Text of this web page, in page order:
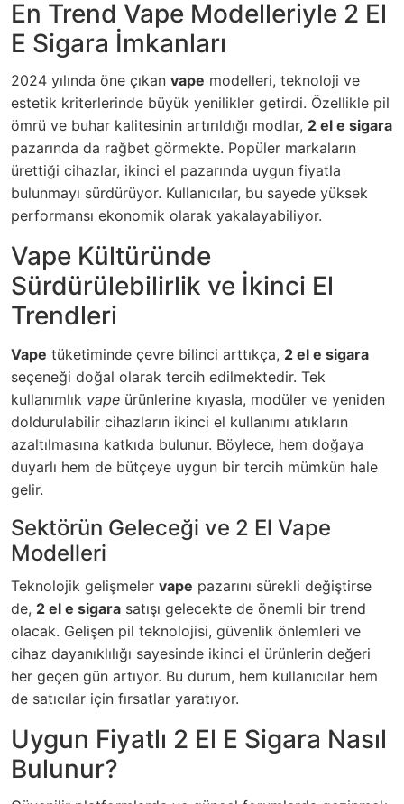
En Trend Vape Modelleriyle 2 El
E Sigara İmkanları
2024 yılında öne çıkan vape modelleri, teknoloji ve
estetik kriterlerinde büyük yenilikler getirdi. Özellikle pil
ömrü ve buhar kalitesinin artırıldığı modlar, 2 el e sigara
pazarında da rağbet görmekte. Popüler markaların
ürettiği cihazlar, ikinci el pazarında uygun fiyatla
bulunmayı sürdürüyor. Kullanıcılar, bu sayede yüksek
performansı ekonomik olarak yakalayabiliyor.
Vape Kültüründe
Sürdürülebilirlik ve İkinci El
Trendleri
Vape tüketiminde çevre bilinci arttıkça, 2 el e sigara
seçeneği doğal olarak tercih edilmektedir. Tek
kullanımlık vape ürünlerine kıyasla, modüler ve yeniden
doldurulabilir cihazların ikinci el kullanımı atıkların
azaltılmasına katkıda bulunur. Böylece, hem doğaya
duyarlı hem de bütçeye uygun bir tercih mümkün hale
gelir.
Sektörün Geleceği ve 2 El Vape
Modelleri
Teknolojik gelişmeler vape pazarını sürekli değiştirse
de, 2 el e sigara satışı gelecekte de önemli bir trend
olacak. Gelişen pil teknolojisi, güvenlik önlemleri ve
cihaz dayanıklılığı sayesinde ikinci el ürünlerin değeri
her geçen gün artıyor. Bu durum, hem kullanıcılar hem
de satıcılar için fırsatlar yaratıyor.
Uygun Fiyatlı 2 El E Sigara Nasıl
Bulunur?